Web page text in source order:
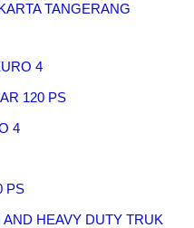
TANGERANG
4
120 PS
4
PS
HEAVY DUTY TRUK